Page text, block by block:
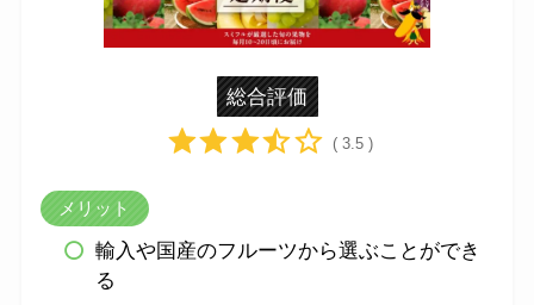
総合評価
( 3.5 )
メリット
輸入や国産のフルーツから選ぶことができ
る